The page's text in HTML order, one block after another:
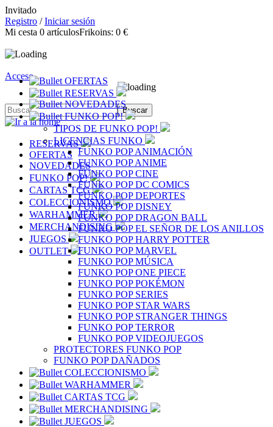
Invitado
Registro /Iniciar sesión
Mi cesta 0 artículosFrikoins: 0 €
Acceso
RESERVAS
OFERTAS
NOVEDADES
FUNKO POP!
CARTAS TCG
COLECCIONISMO
WARHAMMER
MERCHANDISING
JUEGOS
OUTLET
OFERTAS
RESERVAS
NOVEDADES
FUNKO POP!
TIPOS DE FUNKO POP!
LICENCIAS FUNKO
FUNKO POP ANIMACIÓN
FUNKO POP ANIME
FUNKO POP CINE
FUNKO POP DC COMICS
FUNKO POP DEPORTES
FUNKO POP DISNEY
FUNKO POP DRAGON BALL
FUNKO POP EL SEÑOR DE LOS ANILLOS
FUNKO POP HARRY POTTER
FUNKO POP MARVEL
FUNKO POP MÚSICA
FUNKO POP ONE PIECE
FUNKO POP POKÉMON
FUNKO POP SERIES
FUNKO POP STAR WARS
FUNKO POP STRANGER THINGS
FUNKO POP TERROR
FUNKO POP VIDEOJUEGOS
PROTECTORES FUNKO POP
FUNKO POP DAÑADOS
COLECCIONISMO
WARHAMMER
CARTAS TCG
MERCHANDISING
JUEGOS